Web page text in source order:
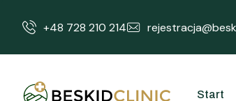
+48 728 210 214
Start